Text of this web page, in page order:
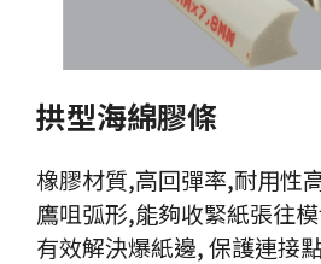
拱型海綿膠條
橡膠材質,高回彈率,耐用性
鷹咀弧形,能夠收緊紙張往模
有效解決爆紙邊, 保護連接
CONTACT